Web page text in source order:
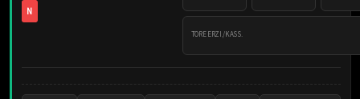
N
TORE ERZI./KASS.